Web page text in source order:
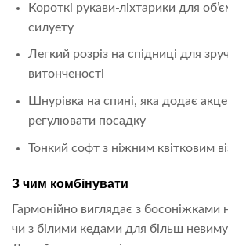
Короткі рукави-ліхтарики для
силуету
Легкий розріз на спідниці для
витонченості
Шнурівка на спині, яка додає
регулювати посадку
Тонкий софт з ніжним квітковим
З чим комбінувати
Гармонійно виглядає з босоніжками
чи з білими кедами для більш